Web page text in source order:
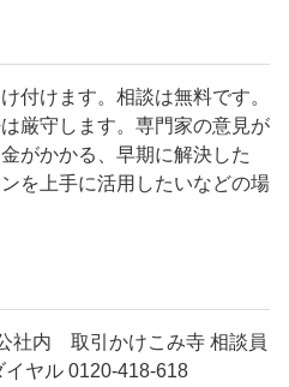
付けます。相談は無料です。
厳守します。専門家の意見が
がかかる、早期に解決した
を上手に活用したいなどの場
社内 取引かけこみ寺 相談員
ヤル 0120-418-618